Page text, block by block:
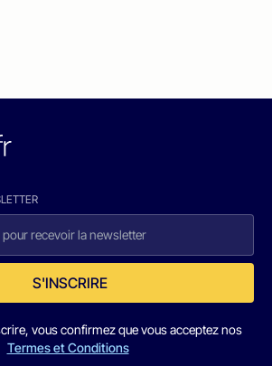
S'INSCRIRE
vous confirmez que vous acceptez nos
Termes et Conditions